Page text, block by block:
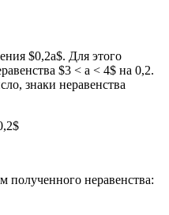
$0,2a$. Для этого
$3 < a < 4$ на 0,2.
знаки неравенства
полученного неравенства: